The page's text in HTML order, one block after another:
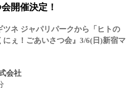
開催決定！
ツネ ジャパリパークから「ヒトの
にぇ！ごあいさつ会』3/6(日)新宿マ
会社